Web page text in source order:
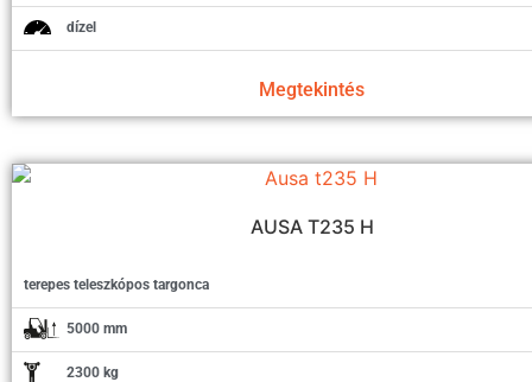
dízel
Megtekintés
AUSA T235 H
terepes teleszkópos targonca
5000 mm
2300 kg